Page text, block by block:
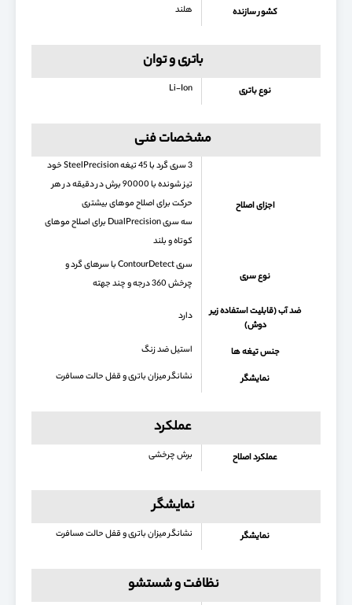
کشور سازنده هلند
باتری و توان
نوع باتری Li-Ion
مشخصات فنی
اجزای اصلاح
3 سری گرد با 45 تیغه SteelPrecision خود
تیز شونده با 90000 برش در دقیقه در هر
حرکت برای اصلاح موهای بیشتری
سه سری DualPrecision برای اصلاح موهای
کوتاه و بلند
نوع سری
سری ContourDetect با سرهای گرد و
چرخش 360 درجه و چند جهته
ضد آب (قابلیت استفاده زیر
دوش)
دارد
جنس تیغه ها استیل ضد زنگ
نمایشگر نشانگر میزان باتری و قفل حالت مسافرت
عملکرد
عملکرد اصلاح برش چرخشی
نمایشگر
نمایشگر نشانگر میزان باتری و قفل حالت مسافرت
نظافت و شستشو